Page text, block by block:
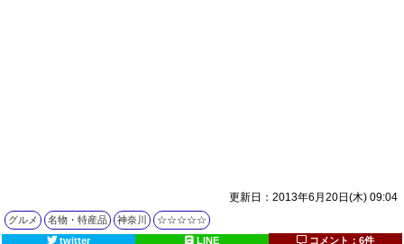
更新日：2013年6月20日(木) 09:04
グルメ 名物・特産品 神奈川
☆☆☆☆☆
twitter
LINE コメント：6件